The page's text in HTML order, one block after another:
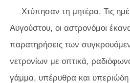
Χτύπησαν τη μητέρα. Τις
Αυγούστου, οι αστρονόμοι
παρατηρήσεις των
νετρονίων με οπτικά,
γάμμα, υπέρυθρα και